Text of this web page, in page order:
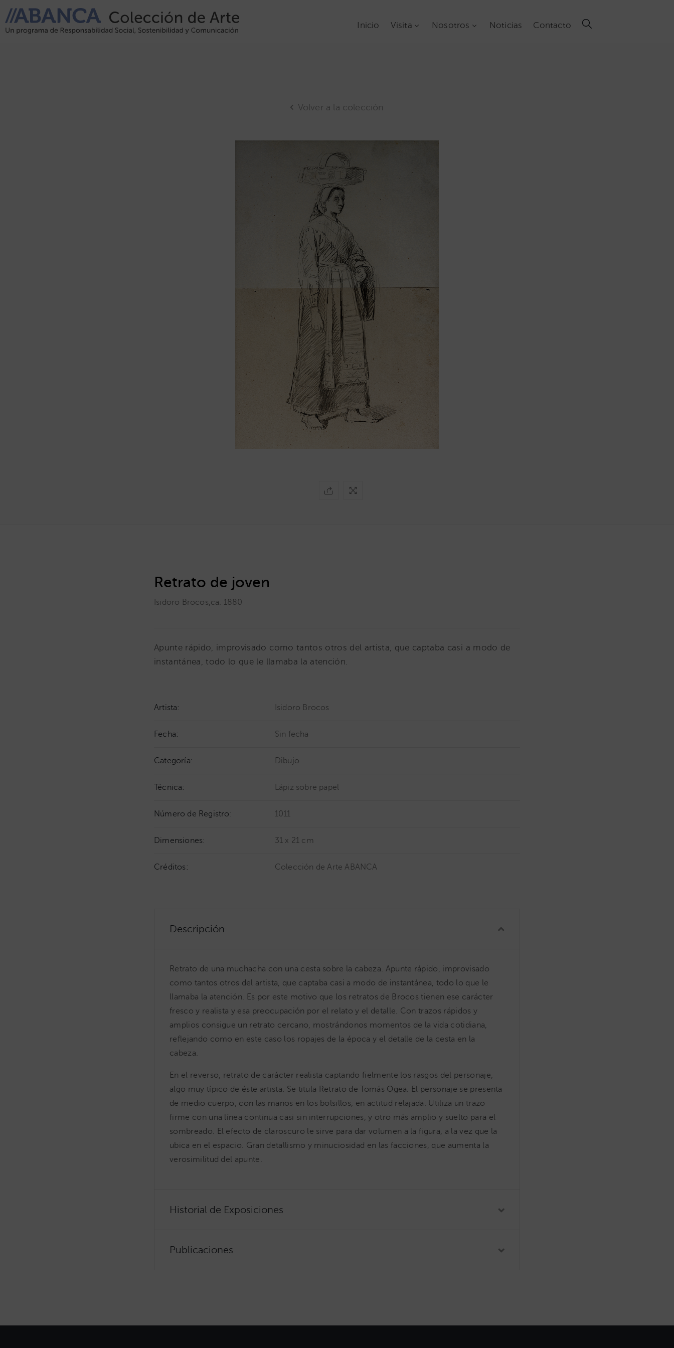
Inicio Visita Nosotros Noticias Contacto
Volver a la colección
Retrato de joven
Isidoro Brocos,ca. 1880
Apunte rápido, improvisado como tantos otros del artista, que captaba casi a modo de
instantánea, todo lo que le llamaba la atención.
Artista: Isidoro Brocos
Fecha: Sin fecha
Categoría: Dibujo
Técnica: Lápiz sobre papel
Número de Registro: 1011
Dimensiones: 31 x 21 cm
Créditos: Colección de Arte ABANCA
Descripción
Retrato de una muchacha con una cesta sobre la cabeza. Apunte rápido, improvisado
como tantos otros del artista, que captaba casi a modo de instantánea, todo lo que le
llamaba la atención. Es por este motivo que los retratos de Brocos tienen ese carácter
fresco y realista y esa preocupación por el relato y el detalle. Con trazos rápidos y
amplios consigue un retrato cercano, mostrándonos momentos de la vida cotidiana,
reflejando como en este caso los ropajes de la época y el detalle de la cesta en la
cabeza.
En el reverso, retrato de carácter realista captando fielmente los rasgos del personaje,
algo muy típico de éste artista. Se titula Retrato de Tomás Ogea. El personaje se presenta
de medio cuerpo, con las manos en los bolsillos, en actitud relajada. Utiliza un trazo
firme con una línea continua casi sin interrupciones, y otro más amplio y suelto para el
sombreado. El efecto de claroscuro le sirve para dar volumen a la figura, a la vez que la
ubica en el espacio. Gran detallismo y minuciosidad en las facciones, que aumenta la
verosimilitud del apunte.
Historial de Exposiciones
Publicaciones